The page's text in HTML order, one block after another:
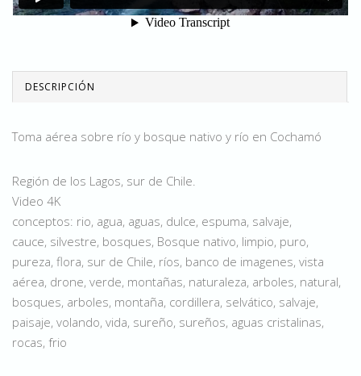
DESCRIPCIÓN
Toma aérea sobre río y bosque nativo y río en Cochamó
Región de los Lagos, sur de Chile.
Video 4K
conceptos: rio, agua, aguas, dulce, espuma, salvaje,
cauce, silvestre, bosques, Bosque nativo, limpio, puro,
pureza, flora, sur de Chile, ríos, banco de imagenes, vista
aérea, drone, verde, montañas, naturaleza, arboles, natural,
bosques, arboles, montaña, cordillera, selvático, salvaje,
paisaje, volando, vida, sureño, sureños, aguas cristalinas,
rocas, frio